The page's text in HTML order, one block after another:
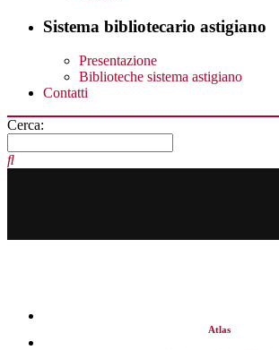
Sistema bibliotecario astigiano
Presentazione
Biblioteche sistema astigiano
Contatti
Cerca:
Atlas